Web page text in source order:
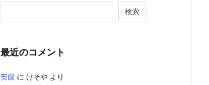
検索
最近のコメント
安藤 に けそや より